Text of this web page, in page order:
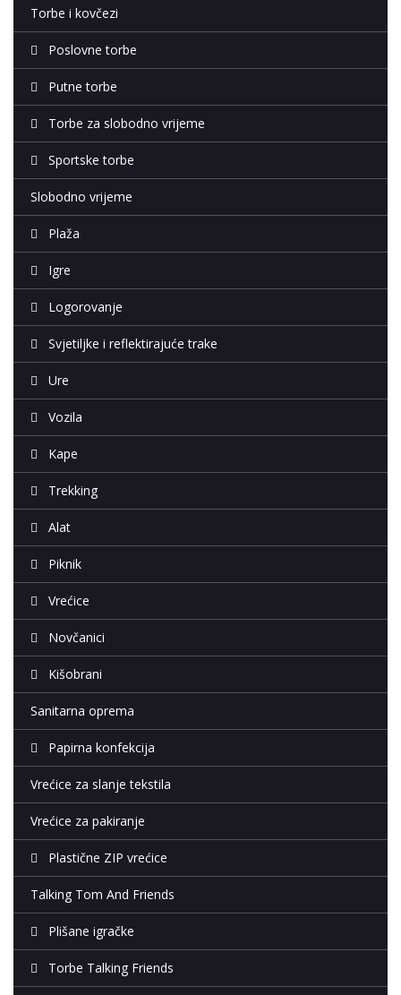
Torbe i kovčezi
Poslovne torbe
Putne torbe
Torbe za slobodno vrijeme
Sportske torbe
Slobodno vrijeme
Plaža
Igre
Logorovanje
Svjetiljke i reflektirajuće trake
Ure
Vozila
Kape
Trekking
Alat
Piknik
Vrećice
Novčanici
Kišobrani
Sanitarna oprema
Papirna konfekcija
Vrećice za slanje tekstila
Vrećice za pakiranje
Plastične ZIP vrećice
Talking Tom And Friends
Plišane igračke
Torbe Talking Friends